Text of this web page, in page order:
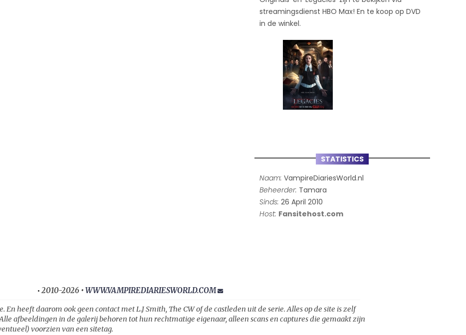
streamingsdienst HBO Max! En te koop op DVD
in de winkel.
STATISTICS
Naam: VampireDiariesWorld.nl
Beheerder: Tamara
Sinds: 26 April 2010
Host: Fansitehost.com
• 2010-2026 • WWW.VAMPIREDIARIESWORLD.COM
En heeft daarom ook geen contact met L.J Smith, The CW of de castleden uit de serie. Alles op de site is zelf
afbeeldingen in de galerij behoren tot hun rechtmatige eigenaar, alleen scans en captures die gemaakt zijn
voorzien van een sitetag.